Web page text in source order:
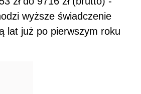
wyższe świadczenie
lat już po pierwszym roku